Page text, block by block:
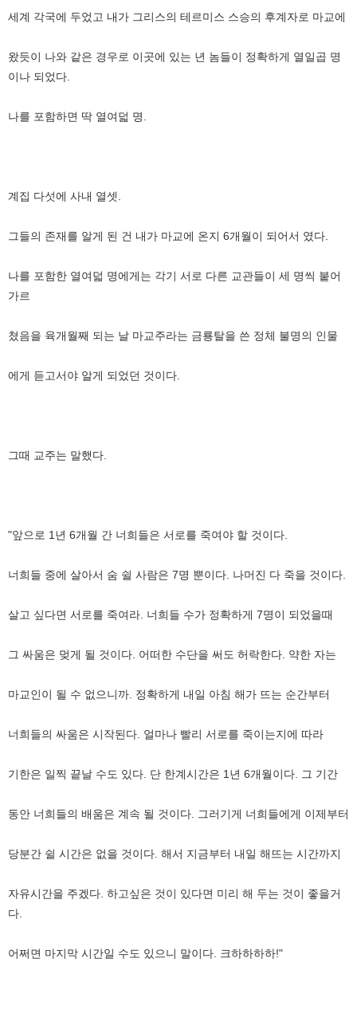
세계 각국에 두었고 내가 그리스의 테르미스 스승의 후계자로 마교에
왔듯이 나와 같은 경우로 이곳에 있는 년 놈들이 정확하게 열일곱 명
이나 되었다.
나를 포함하면 딱 열여덟 명.
계집 다섯에 사내 열셋.
그들의 존재를 알게 된 건 내가 마교에 온지 6개월이 되어서 였다.
나를 포함한 열여덟 명에게는 각기 서로 다른 교관들이 세 명씩 붙어
가르
쳤음을 육개월째 되는 날 마교주라는 금룡탈을 쓴 정체 불명의 인물
에게 듣고서야 알게 되었던 것이다.
그때 교주는 말했다.
"앞으로 1년 6개월 간 너희들은 서로를 죽여야 할 것이다.
너희들 중에 살아서 숨 쉴 사람은 7명 뿐이다. 나머진 다 죽을 것이다.
살고 싶다면 서로를 죽여라. 너희들 수가 정확하게 7명이 되었을때
그 싸움은 멎게 될 것이다. 어떠한 수단을 써도 허락한다. 약한 자는
마교인이 될 수 없으니까. 정확하게 내일 아침 해가 뜨는 순간부터
너희들의 싸움은 시작된다. 얼마나 빨리 서로를 죽이는지에 따라
기한은 일찍 끝날 수도 있다. 단 한계시간은 1년 6개월이다. 그 기간
동안 너희들의 배움은 계속 될 것이다. 그러기게 너희들에게 이제부터
당분간 쉴 시간은 없을 것이다. 해서 지금부터 내일 해뜨는 시간까지
자유시간을 주겠다. 하고싶은 것이 있다면 미리 해 두는 것이 좋을거
다.
어쩌면 마지막 시간일 수도 있으니 말이다. 크하하하하!"